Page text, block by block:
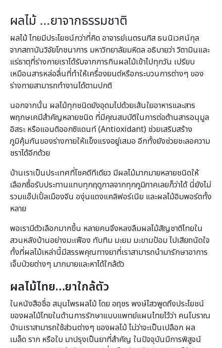
ผลไม้ …ยาจากธรรมชาติ
ผลไม้ ไทยมีประโยชน์กว่าที่คิด อาจารย์เนตรนภิส ธนนิเวศน์กุล
จากสถาบันวิจัยโภชนาการ มหาวิทยาลัยมหิดล อธิบายว่า วิตามินและ
แร่ธาตุที่ร่างกายเราได้รับจากการกินผลไม้เข้าไปทุกวัน เปรียบ
เหมือนสารหล่อลื่นที่ทำให้เครื่องยนต์หรือกระบวนการต่างๆ ของ
ร่างกายสามารถทำงานได้ตามปกติ
นอกจากนั้น ผลไม้ทุกชนิดยังอุดมไปด้วยเส้นใยอาหารและสาร
พฤกษเคมีสำคัญหลายชนิด ที่มีคุณสมบัติในการต่อต้านสารอนุมูล
อิสระ หรือแอนติออกซิแดนท์ (Antioxidant) ช่วยเสริมสร้าง
ภูมิคุ้มกันของร่างกายให้แข็งแรงอยู่เสมอ อีกทั้งยังช่วยชะลอความ
ชราได้อีกด้วย
บ้านเราเป็นประเทศที่โชคดีทีเดียว มีผลไม้มากมายหลายชนิดให้
เลือกซื้อรับประทานแทบทุกฤดูกาลจากทุกภูมิภาคเลยก็ว่าได้ นี่ยังไม่
รวมแอ๊ปเปิ้ลเมืองจีน องุ่นแดงแคลิฟอร์เนีย และผลไม้อิมพอร์ตทั้ง
หลาย
พอเรามีตัวเลือกมากขึ้น หลายคนจึงหลงลืมผลไม้สัญชาติไทยใน
สวนหลังบ้านอย่างมะเฟือง ทับทิม มะยม มะขามป้อม ไปเสียถนัดใจ
ทั้งที่ผลไม้เหล่านี้มีสรรพคุณทางยาที่เราสามารถนำมารักษาอาการ
เจ็บป่วยต่างๆ มากมายและหาได้ใกล้ตัว
ผลไม้ไทย…ยาใกล้ตัว
ในหนังสือชื่อ สมุนไพรผลไม้ โดย อฤชร พงษ์ไสวพูดถึงประโยชน์
ของผลไม้ไทยในด้านการรักษาแบบแพทย์แผนไทยไว้ว่า คนโบราณ
บ้านเราสามารถใช้ส่วนต่างๆ ของผลไม้ ไม่ว่าจะเป็นเปลือก ผล
เมล็ด ราก หรือใบ มาปรุงเป็นยาที่สำคัญ ในปัจจุบันมีการพิสูจน์